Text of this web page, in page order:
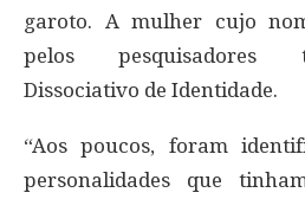
garoto. A mulher cujo
pelos pesquisadores
Dissociativo de Identidade.
“Aos poucos, foram
personalidades que